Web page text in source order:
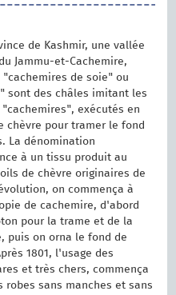
de Kashmir, une vallée
Jammu-et-Cachemire,
de soie" ou
sont des châles imitant les
exécutés en
chèvre pour tramer le fond
La dénomination
à un tissu produit au
de chèvre originaires de
on commença à
de cachemire, d'abord
pour la trame et de la
puis on orna le fond de
1801, l'usage des
et très chers, commença
robes sans manches et sans